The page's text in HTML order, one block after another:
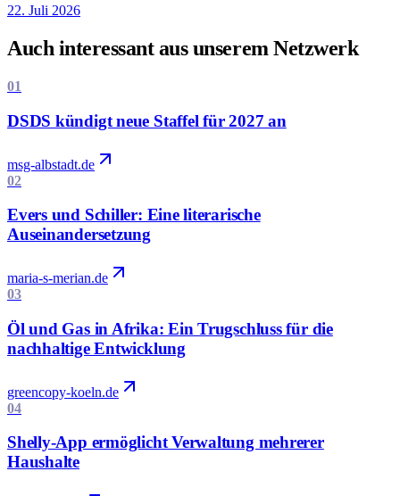
22. Juli 2026
Auch interessant aus unserem Netzwerk
01
DSDS kündigt neue Staffel für 2027 an
msg-albstadt.de
02
Evers und Schiller: Eine literarische
Auseinandersetzung
maria-s-merian.de
03
Öl und Gas in Afrika: Ein Trugschluss für die
nachhaltige Entwicklung
greencopy-koeln.de
04
Shelly-App ermöglicht Verwaltung mehrerer
Haushalte